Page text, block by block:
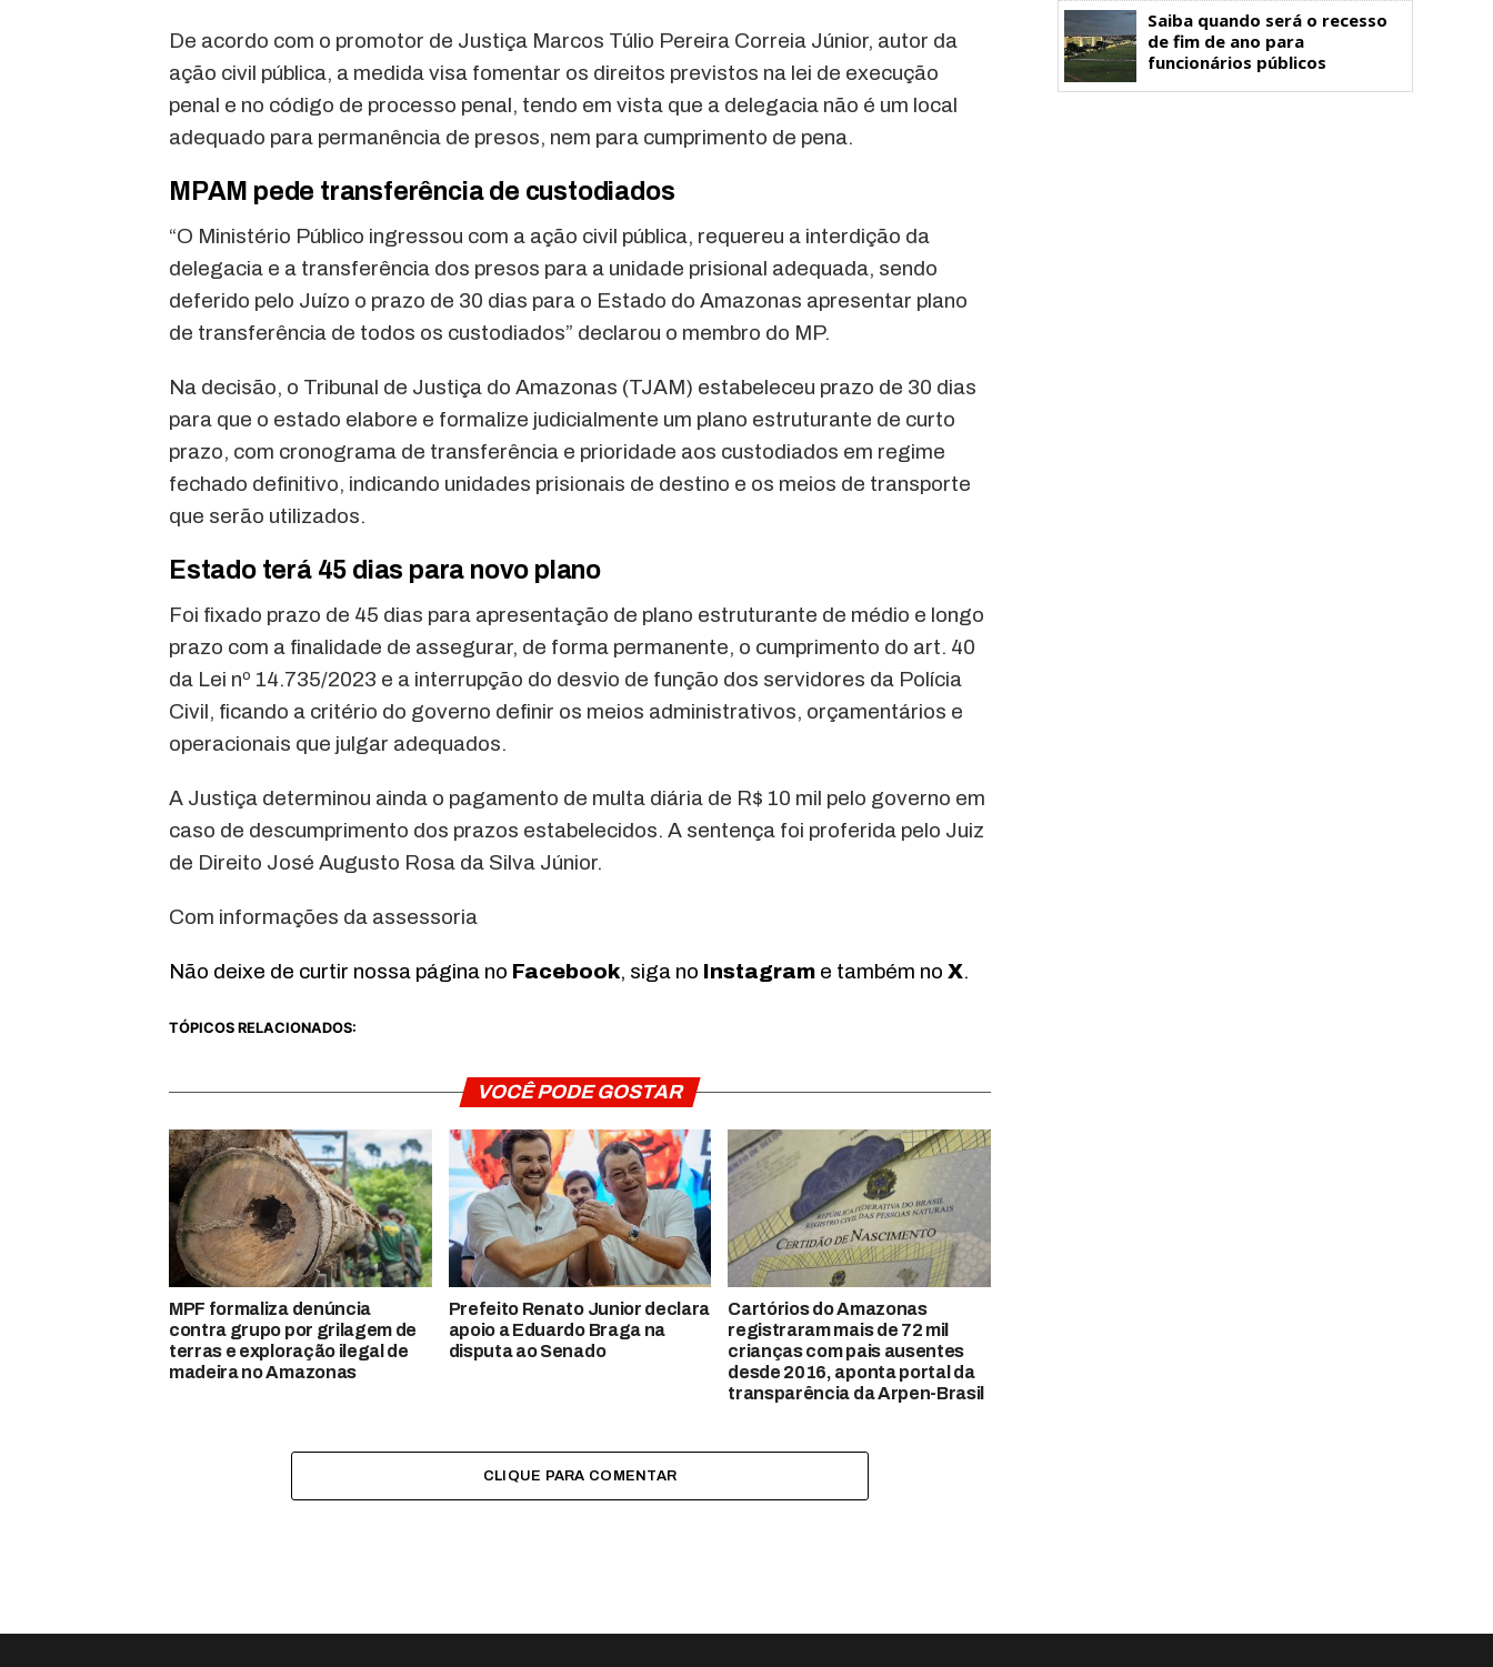
De acordo com o promotor de Justiça Marcos Túlio Pereira Correia Júnior, autor da
ação civil pública, a medida visa fomentar os direitos previstos na lei de execução
penal e no código de processo penal, tendo em vista que a delegacia não é um local
adequado para permanência de presos, nem para cumprimento de pena.
MPAM pede transferência de custodiados
“O Ministério Público ingressou com a ação civil pública, requereu a interdição da
delegacia e a transferência dos presos para a unidade prisional adequada, sendo
deferido pelo Juízo o prazo de 30 dias para o Estado do Amazonas apresentar plano
de transferência de todos os custodiados” declarou o membro do MP.
Na decisão, o Tribunal de Justiça do Amazonas (TJAM) estabeleceu prazo de 30 dias
para que o estado elabore e formalize judicialmente um plano estruturante de curto
prazo, com cronograma de transferência e prioridade aos custodiados em regime
fechado definitivo, indicando unidades prisionais de destino e os meios de transporte
que serão utilizados.
Estado terá 45 dias para novo plano
Foi fixado prazo de 45 dias para apresentação de plano estruturante de médio e longo
prazo com a finalidade de assegurar, de forma permanente, o cumprimento do art. 40
da Lei nº 14.735/2023 e a interrupção do desvio de função dos servidores da Polícia
Civil, ficando a critério do governo definir os meios administrativos, orçamentários e
operacionais que julgar adequados.
A Justiça determinou ainda o pagamento de multa diária de R$ 10 mil pelo governo em
caso de descumprimento dos prazos estabelecidos. A sentença foi proferida pelo Juiz
de Direito José Augusto Rosa da Silva Júnior.
Com informações da assessoria
Não deixe de curtir nossa página no Facebook, siga no Instagram e também no X.
TÓPICOS RELACIONADOS:
VOCÊ PODE GOSTAR
MPF formaliza denúncia
contra grupo por grilagem de
terras e exploração ilegal de
madeira no Amazonas
Prefeito Renato Junior declara
apoio a Eduardo Braga na
disputa ao Senado
Cartórios do Amazonas
registraram mais de 72 mil
crianças com pais ausentes
desde 2016, aponta portal da
transparência da Arpen-Brasil
CLIQUE PARA COMENTAR
Saiba quando será o recesso
de fim de ano para
funcionários públicos